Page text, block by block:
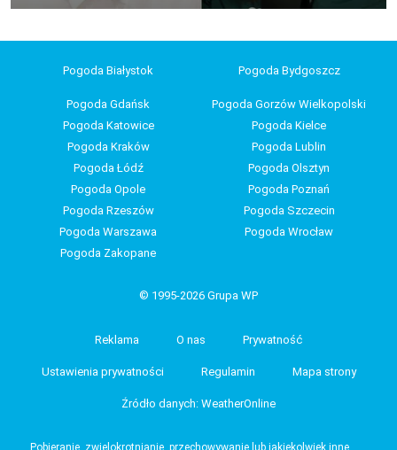
Pogoda Białystok Pogoda Bydgoszcz
Pogoda Gdańsk
Pogoda Gorzów Wielkopolski
Pogoda Katowice
Pogoda Kielce
Pogoda Kraków
Pogoda Lublin
Pogoda Łódź
Pogoda Olsztyn
Pogoda Opole
Pogoda Poznań
Pogoda Rzeszów
Pogoda Szczecin
Pogoda Warszawa
Pogoda Wrocław
Pogoda Zakopane
© 1995-2026 Grupa WP
Reklama O nas Prywatność
Ustawienia prywatności Regulamin Mapa strony
Źródło danych: WeatherOnline
Pobieranie, zwielokrotnianie, przechowywanie lub jakiekolwiek inne